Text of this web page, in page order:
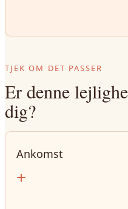
TJEK OM DET PASSER
Er denne
dig?
Ankomst
+